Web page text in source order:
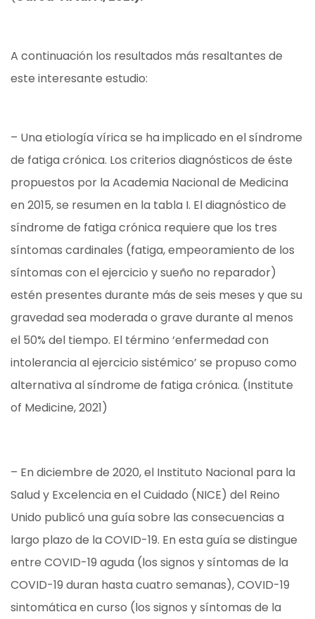
A continuación los resultados más resaltantes de
este interesante estudio:
– Una etiología vírica se ha implicado en el síndrome
de fatiga crónica. Los criterios diagnósticos de éste
propuestos por la Academia Nacional de Medicina
en 2015, se resumen en la tabla I. El diagnóstico de
síndrome de fatiga crónica requiere que los tres
síntomas cardinales (fatiga, empeoramiento de los
síntomas con el ejercicio y sueño no reparador)
estén presentes durante más de seis meses y que su
gravedad sea moderada o grave durante al menos
el 50% del tiempo. El término ‘enfermedad con
intolerancia al ejercicio sistémico’ se propuso como
alternativa al síndrome de fatiga crónica. (Institute
of Medicine, 2021)
– En diciembre de 2020, el Instituto Nacional para la
Salud y Excelencia en el Cuidado (NICE) del Reino
Unido publicó una guía sobre las consecuencias a
largo plazo de la COVID-19. En esta guía se distingue
entre COVID-19 aguda (los signos y síntomas de la
COVID-19 duran hasta cuatro semanas), COVID-19
sintomática en curso (los signos y síntomas de la